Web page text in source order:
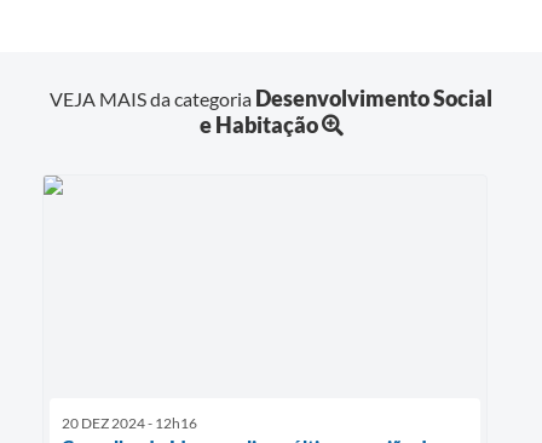
VEJA MAIS da categoria Desenvolvimento Social
e Habitação
20 DEZ 2024 - 12h16